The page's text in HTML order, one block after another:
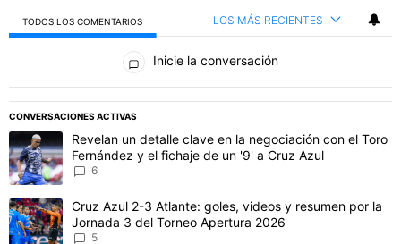
TODOS LOS COMENTARIOS LOS MÁS RECIENTES
Todos los comentarios
Inicie la conversación
CONVERSACIONES ACTIVAS
Este listado muestra los artículos con más comentarios en los
Un artículo de tendencia con el título "Revelan un detalle clave
Revelan un detalle clave en la negociación con el Toro
Fernández y el fichaje de un '9' a Cruz Azul